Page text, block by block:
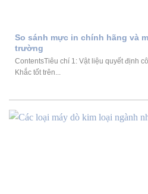
So sánh mực in chính hãng và
trường
ContentsTiêu chí 1: Vật liệu quyết định
Khắc tốt trên...